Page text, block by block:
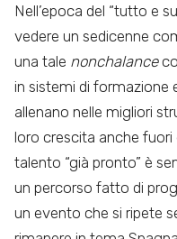
Nell’epoca del “tutto e
vedere un sedicenne
una tale nonchalance
in sistemi di formazione
allenano nelle migliori
loro crescita anche fuori
talento “già pronto” è
un percorso fatto di
un evento che si ripete